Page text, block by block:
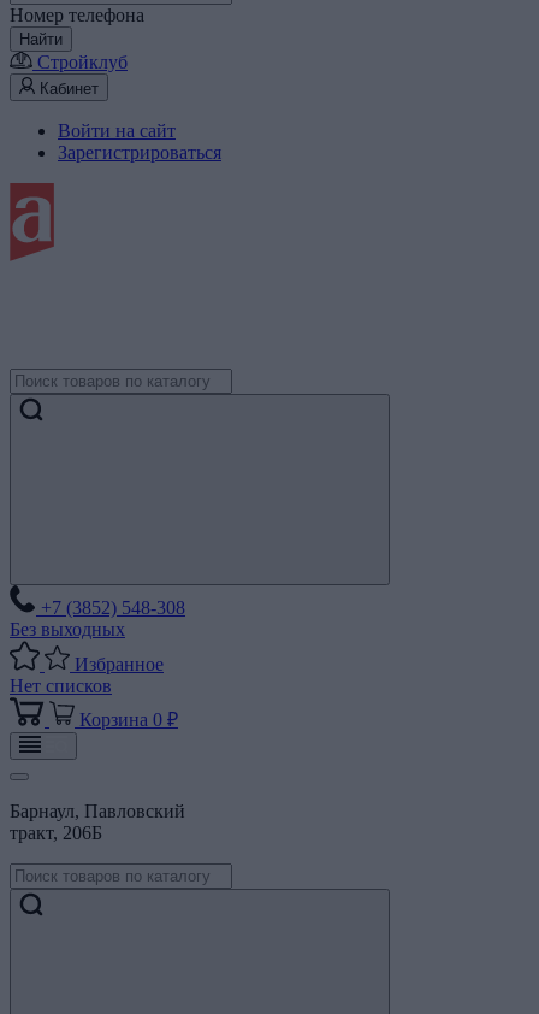
Номер телефона
Найти
Стройклуб
Кабинет
Войти на сайт
Зарегистрироваться
+7 (3852) 548-308
Без выходных
Избранное
Нет списков
Корзина 0 ₽
Барнаул, Павловский
тракт, 206Б